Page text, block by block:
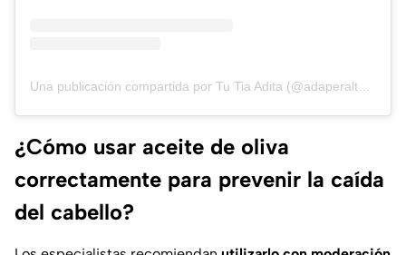
¿Cómo usar aceite de oliva
correctamente para prevenir la caída
del cabello?